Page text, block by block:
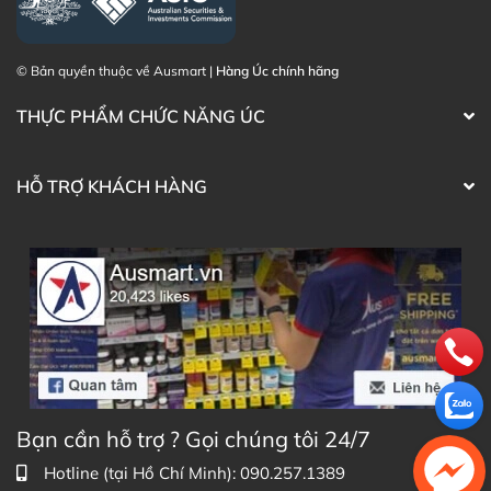
© Bản quyền thuộc về Ausmart | Hàng Úc chính hãng
THỰC PHẨM CHỨC NĂNG ÚC
HỖ TRỢ KHÁCH HÀNG
Bạn cần hỗ trợ ? Gọi chúng tôi 24/7
Hotline (tại Hồ Chí Minh): 090.257.1389